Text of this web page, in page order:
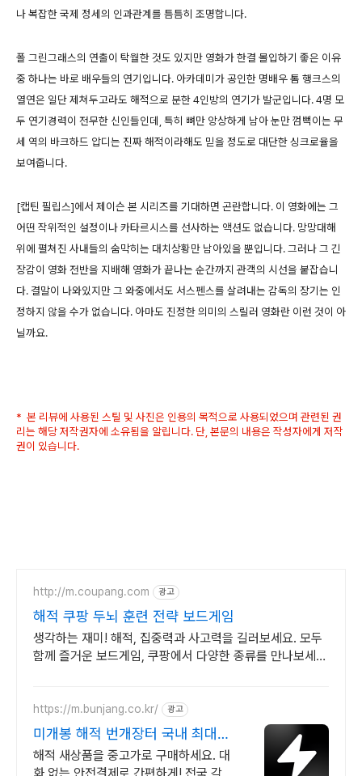
나 복잡한 국제 정세의 인과관계를 틈틈히 조명합니다.
폴 그린그래스의 연출이 탁월한 것도 있지만 영화가 한결 몰입하기 좋은 이유
중 하나는 바로 배우들의 연기입니다. 아카데미가 공인한 명배우 톰 행크스의
열연은 일단 제쳐두고라도 해적으로 분한 4인방의 연기가 발군입니다. 4명 모
두 연기경력이 전무한 신인들인데, 특히 뼈만 앙상하게 남아 눈만 껌뻑이는 무
세 역의 바크하드 압디는 진짜 해적이라해도 믿을 정도로 대단한 싱크로율을
보여줍니다.
[캡틴 필립스]에서 제이슨 본 시리즈를 기대하면 곤란합니다. 이 영화에는 그
어떤 작위적인 설정이나 카타르시스를 선사하는 액션도 없습니다. 망망대해
위에 펼쳐진 사내들의 숨막히는 대치상황만 남아있을 뿐입니다. 그러나 그 긴
장감이 영화 전반을 지배해 영화가 끝나는 순간까지 관객의 시선을 붙잡습니
다. 결말이 나와있지만 그 와중에서도 서스펜스를 살려내는 감독의 장기는 인
정하지 않을 수가 없습니다. 아마도 진정한 의미의 스릴러 영화란 이런 것이 아
닐까요.
* 본 리뷰에 사용된 스틸 및 사진은 인용의 목적으로 사용되었으며 관련된 권
리는 해당 저작권자에 소유됨을 알립니다. 단, 본문의 내용은 작성자에게 저작
권이 있습니다.
http://m.coupang.com 광고
해적 쿠팡 두뇌 훈련 전략 보드게임
생각하는 재미! 해적, 집중력과 사고력을 길러보세요. 모두
함께 즐거운 보드게임, 쿠팡에서 다양한 종류를 만나보세
https://m.bunjang.co.kr/ 광고
미개봉 해적 번개장터 국내 최대
브랜드 중고거래
해적 새상품을 중고가로 구매하세요. 대
화 없는 안전결제로 간편하게! 전국 각